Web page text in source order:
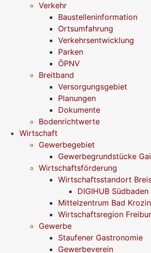
Verkehr
Baustelleninformation
Ortsumfahrung
Verkehrsentwicklung
Parken
ÖPNV
Breitband
Versorgungsgebiet
Planungen
Dokumente
Bodenrichtwerte
Wirtschaft
Gewerbegebiet
Gewerbegrundstücke
Wirtschaftsförderung
Wirtschaftsstandort
DIGIHUB Südbaden
Mittelzentrum Bad
Wirtschaftsregion
Gewerbe
Staufener Gastronomie
Gewerbeverein